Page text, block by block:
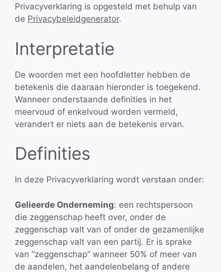
Privacyverklaring is opgesteld met behulp van
de Privacybeleidgenerator.
Interpretatie
De woorden met een hoofdletter hebben de
betekenis die daaraan hieronder is toegekend.
Wanneer onderstaande definities in het
meervoud of enkelvoud worden vermeld,
verandert er niets aan de betekenis ervan.
Definities
In deze Privacyverklaring wordt verstaan onder:
Gelieerde Onderneming: een rechtspersoon
die zeggenschap heeft over, onder de
zeggenschap valt van of onder de gezamenlijke
zeggenschap valt van een partij. Er is sprake
van “zeggenschap” wanneer 50% of meer van
de aandelen, het aandelenbelang of andere